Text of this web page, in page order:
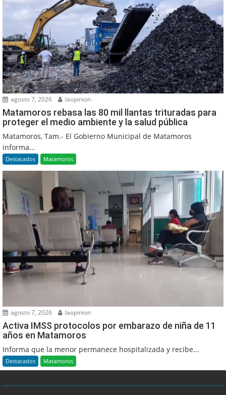
agosto 7, 2026 laopinion
Matamoros rebasa las 80 mil llantas trituradas para
proteger el medio ambiente y la salud pública
Matamoros, Tam.- El Gobierno Municipal de Matamoros
informa...
Destacados Matamoros
agosto 7, 2026 laopinion
Activa IMSS protocolos por embarazo de niña de 11
años en Matamoros
Informa que la menor permanece hospitalizada y recibe...
Destacados Matamoros